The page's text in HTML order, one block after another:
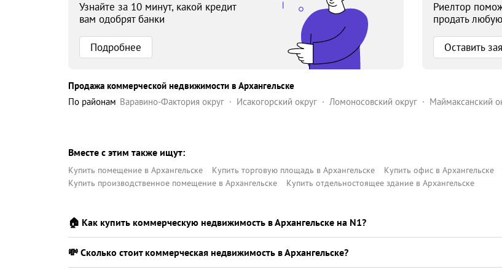
Узнайте за 10 минут, какой кредит
вам одобрят банки
Подробнее
Риелтор
продать
Оставить
Продажа коммерческой недвижимости в Архангельске
по районам Варавино-Фактория округ Исакогорский округ Ломоносовский округ Маймаксанский
Вместе с этим также ищут:
Купить помещение в Архангельске Купить торговую площадь в Архангельске Купить офис в Архангельске
Купить производственное помещение в Архангельске
Купить отдельностоящее здание в Архангельске
🏠 Как купить коммерческую недвижимость в Архангельске на N1?
💸 Сколько стоит коммерческая недвижимость в Архангельске?